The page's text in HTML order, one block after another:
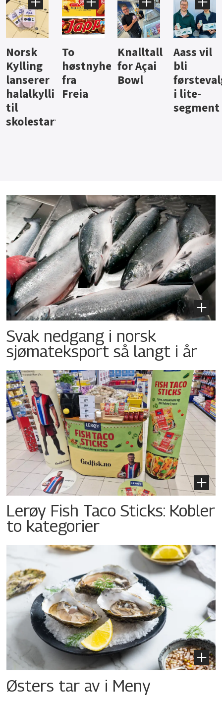
Knalltall
for Açai
Bowl
Aass vil
bli
førstevalg
i lite-
Brus og
jus fra
Berentsen
Hard
iste fra
Hansa
Svak nedgang i norsk
sjømateksport så langt i år
Lerøy Fish Taco Sticks: Kobler
to kategorier
Østers tar av i Meny